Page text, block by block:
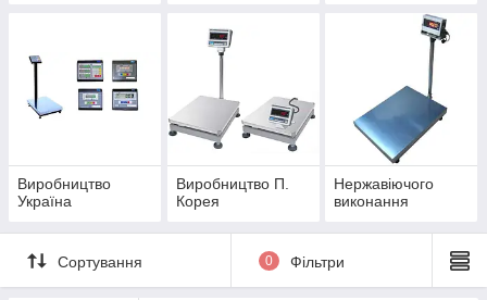
Виробництво
Україна
Виробництво П.
Корея
Нержавіючого
виконання
Сортування 0 Фільтри